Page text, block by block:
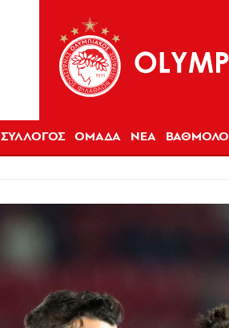
ΣΥΛΛΟΓΟΣ ΟΜΑΔΑ ΝΕΑ